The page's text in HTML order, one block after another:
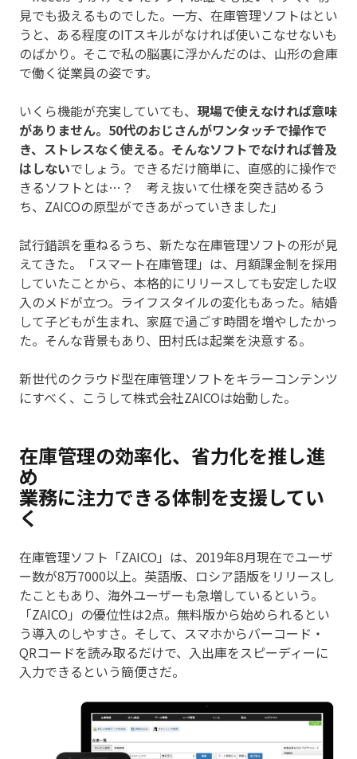
見でも扱えるものでした。一方、在庫管理ソフトはとい
うと、ある程度のITスキルがなければ使いこなせないも
のばかり。そこで私の脳裏に浮かんだのは、山形の倉庫
で働く従業員の姿です。
いくら機能が充実していても、 現場で使えなければ意味
がありません。50代のおじさんがワンタッチで操作で
き、ストレスなく使える。そんなソフトでなければ普及
はしないでしょう。できるだけ簡単に、直感的に操作で
きるソフトとは…？ 考え抜いて仕様を突き詰めるう
ち、ZAICOの原型ができあがっていきました」
試行錯誤を重ねるうち、新たな在庫管理ソフトの形が見
えてきた。「スマート在庫管理」は、月額課金制を採用
していたことから、本格的にリリースしても安定した収
入のメドが立つ。ライフスタイルの変化もあった。結婚
して子どもが生まれ、家庭で過ごす時間を増やしたかっ
た。そんな背景もあり、田村氏は起業を決意する。
新世代のクラウド型在庫管理ソフトをキラーコンテンツ
にすべく、こうして株式会社ZAICOは始動した。
在庫管理の効率化、省力化を推し進
め
業務に注力できる体制を支援してい
く
在庫管理ソフト「ZAICO」は、2019年8月現在でユーザ
ー数が8万7000以上。英語版、ロシア語版をリリースし
たこともあり、海外ユーザーも急増しているという。
「ZAICO」の優位性は2点。無料版から始められるとい
う導入のしやすさ。そして、スマホからバーコード・
QRコードを読み取るだけで、入出庫をスピーディーに
入力できるという簡便さだ。